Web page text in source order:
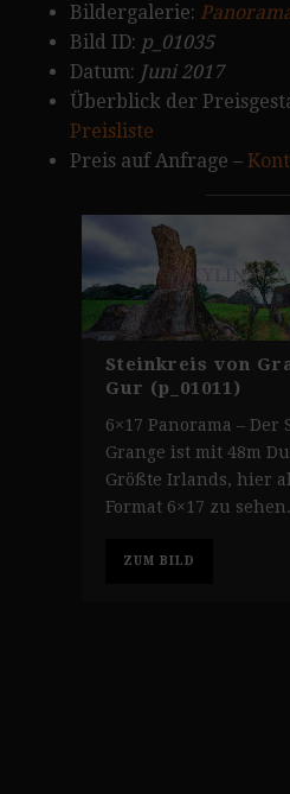
Bildergalerie:
Bild ID: p_01035
Datum: Juni 2017
Überblick der
Preisliste
Preis auf Anfrage –
Steinkreis von
Gur (p_01011)
6×17 Panorama – Der
Grange ist mit 48m
Größte Irlands, hier
Format 6×17 zu sehen.
ZUM BILD